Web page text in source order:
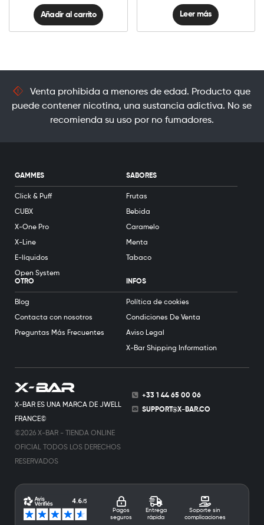
Añadir al carrito Leer más
Venta prohibida a menores de edad. Producto que
puede contener nicotina, una sustancia adictiva. No se
recomienda su uso por no fumadores.
X-BAR ES UNA MARCA DE JWELL
FRANCE©
©2026 X-BAR - TIENDA ONLINE
OFICIAL TODOS LOS DERECHOS
RESERVADOS
+33 1 44 65 00 06
SUPPORT@X-BAR.CO
Pagos
seguros
Entrega
rápida
Soporte sin
complicaciones
GAMMES
Click & Puff
CUBX
X-One Pro
X-Line
E-líquidos
Open System
SABORES
Frutas
Bebida
Caramelo
Menta
Tabaco
OTRO
Blog
Contacta con nosotros
Preguntas Más Frecuentes
INFOS
Política de cookies
Condiciones De Venta
Aviso Legal
X-Bar Shipping Information